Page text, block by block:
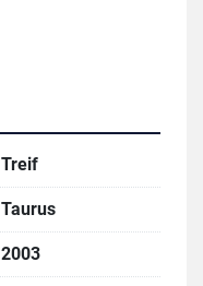
Treif
Taurus
2003